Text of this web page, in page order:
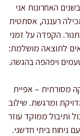
האחרונות אני
רעננה, אסתטית
הקפדה על זמני
לתוצאה מושלמת:
ויפהפה בהגשה.
מסורתית – אפיית
ומרגשת. שילוב
ותיבול ממוקד עוזר
ניחוח ביתי חדשני.